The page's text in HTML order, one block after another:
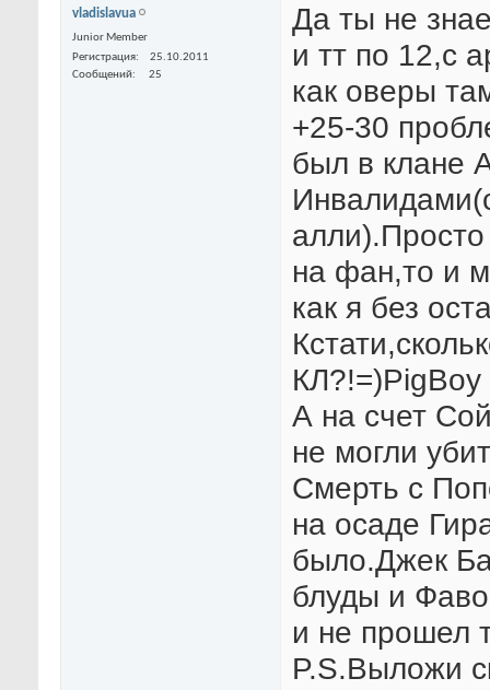
vladislavua
Junior Member
Регистрация
25.10.2011
Сообщений
25
Да ты не
и тт по 12,с
как оверы
+25-30
был в клане
алли).Просто
на фан,то и
как я без
КЛ?!=)PigBoy
А на счет
не могли
Смерть с
на осаде
было.Джек
блуды и
и не прошел
P.S.Выложи